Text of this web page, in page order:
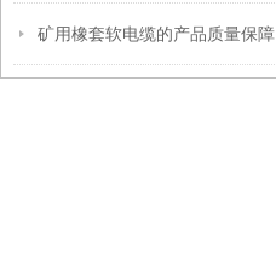
矿用橡套软电缆的产品质量保障